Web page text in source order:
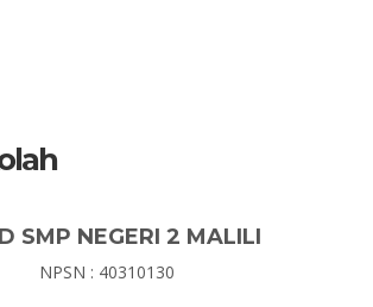
SMP NEGERI 2 MALILI
NPSN : 40310130